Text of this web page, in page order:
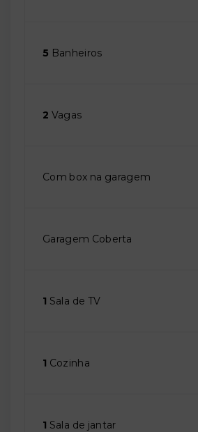
5 Banheiros
2 Vagas
Com box na garagem
Garagem Coberta
1 Sala de TV
1 Cozinha
1 Sala de jantar